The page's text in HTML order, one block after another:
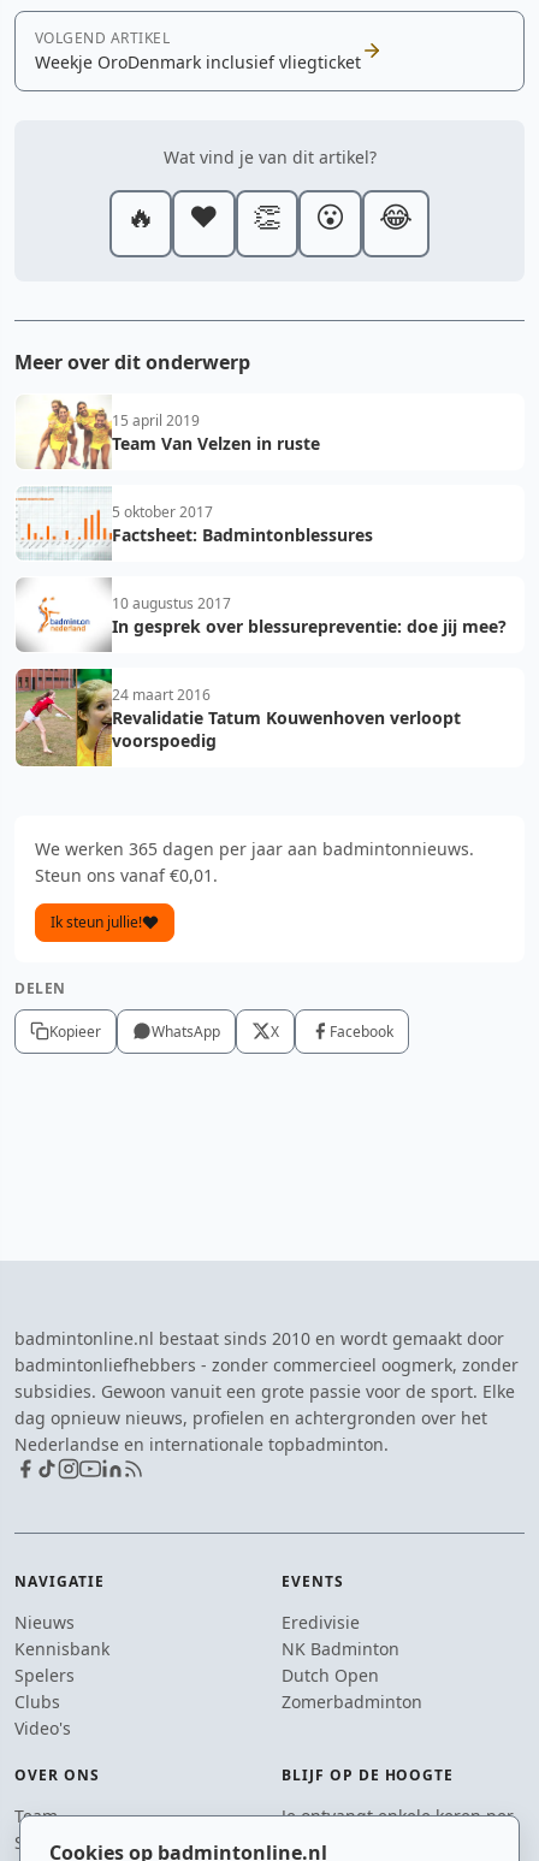
Cookies op badmintonline.nl
VOLGEND ARTIKEL
Weekje OroDenmark inclusief vliegticket
Wat vind je van dit artikel?
🔥 ❤️ 👏 😮 😂
Meer over dit onderwerp
15 april 2019
Team Van Velzen in ruste
5 oktober 2017
Factsheet: Badmintonblessures
10 augustus 2017
In gesprek over blessurepreventie: doe jij mee?
24 maart 2016
Revalidatie Tatum Kouwenhoven verloopt
voorspoedig
We werken 365 dagen per jaar aan badmintonnieuws.
Steun ons vanaf €0,01.
Ik steun jullie!
DELEN
Kopieer WhatsApp X Facebook
badmintonline.nl bestaat sinds 2010 en wordt gemaakt door
badmintonliefhebbers - zonder commercieel oogmerk, zonder
subsidies. Gewoon vanuit een grote passie voor de sport. Elke
dag opnieuw nieuws, profielen en achtergronden over het
Nederlandse en internationale topbadminton.
NAVIGATIE
Nieuws
Kennisbank
Spelers
Clubs
Video's
EVENTS
Eredivisie
NK Badminton
Dutch Open
Zomerbadminton
OVER ONS
Team
Supporters
BLIJF OP DE HOOGTE
Je ontvangt enkele keren per
jaar een e-mail met het